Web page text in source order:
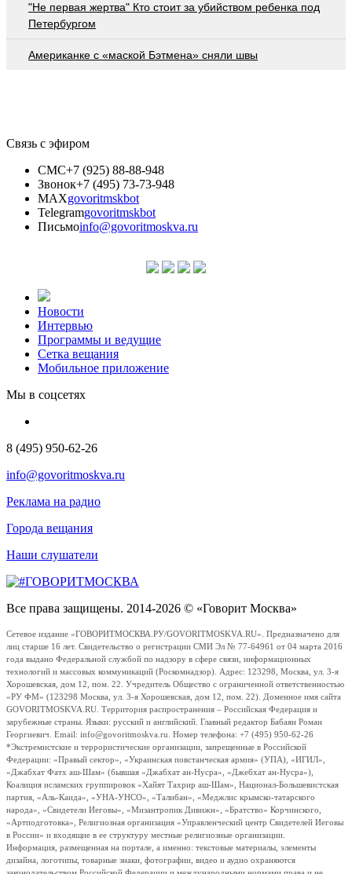
"Не первая жертва" Кто стоит за убийством ребенка под
Петербургом
Американке с «маской Бэтмена» сняли швы
Связь с эфиром
СМС+7 (925) 88-88-948
Звонок+7 (495) 73-73-948
MAXgovoritmskbot
Telegramgovoritmskbot
Письмоinfo@govoritmoskva.ru
Новости
Интервью
Программы и ведущие
Сетка вещания
Мобильное приложение
Мы в соцсетях
8 (495) 950-62-26
info@govoritmoskva.ru
Реклама на радио
Города вещания
Наши слушатели
Все права защищены. 2014-2026 © «Говорит Москва»
Сетевое издание «ГОВОРИТМОСКВА.РУ/GOVORITMOSKVA.RU». Предназначено для
лиц старше 16 лет. Свидетельство о регистрации СМИ Эл № 77-64961 от 04 марта 2016
года выдано Федеральной службой по надзору в сфере связи, информационных
технологий и массовых коммуникаций (Роскомнадзор). Адрес: 123298, Москва, ул. 3-я
Хорошевская, дом 12, пом. 22. Учредитель Общество с ограниченной ответственностью
«РУ ФМ» (123298 Москва, ул. 3-я Хорошевская, дом 12, пом. 22). Доменное имя сайта
GOVORITMOSKVA.RU. Территория распространения – Российская Федерация и
зарубежные страны. Языки: русский и английский. Главный редактор Бабаян Роман
Георгиевич. Email: info@govoritmoskva.ru. Номер телефона: +7 (495) 950-62-26
*Экстремистские и террористические организации, запрещенные в Российской
Федерации: «Правый сектор», «Украинская повстанческая армия» (УПА), «ИГИЛ»,
«Джабхат Фатх аш-Шам» (бывшая «Джабхат ан-Нусра», «Джебхат ан-Нусра»),
Коалиция исламских группировок «Хайят Тахрир аш-Шам», Национал-Большевистская
партия, «Аль-Каида», «УНА-УНСО», «Талибан», «Меджлис крымско-татарского
народа», «Свидетели Иеговы», «Мизантропик Дивижн», «Братство» Корчинского,
«Артподготовка», Религиозная организация «Управленческий центр Свидетелей Иеговы
в России» и входящие в ее структуру местные религиозные организации.
Информация, размещенная на портале, а именно: текстовые материалы, элементы
дизайна, логотипы, товарные знаки, фотографии, видео и аудио охраняются